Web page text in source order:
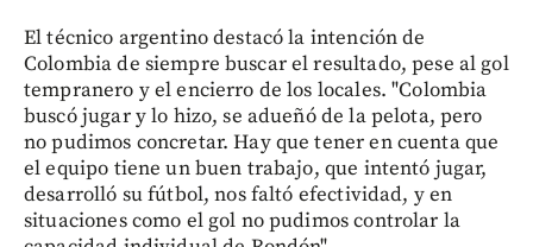
El técnico argentino destacó la intención de
Colombia de siempre buscar el resultado, pese al gol
tempranero y el encierro de los locales. "Colombia
buscó jugar y lo hizo, se adueñó de la pelota, pero
no pudimos concretar. Hay que tener en cuenta que
el equipo tiene un buen trabajo, que intentó jugar,
desarrolló su fútbol, nos faltó efectividad, y en
situaciones como el gol no pudimos controlar la